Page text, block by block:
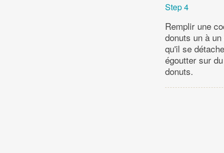
Step 4
Remplir une
donuts un à
qu'il se
égoutter sur
donuts.